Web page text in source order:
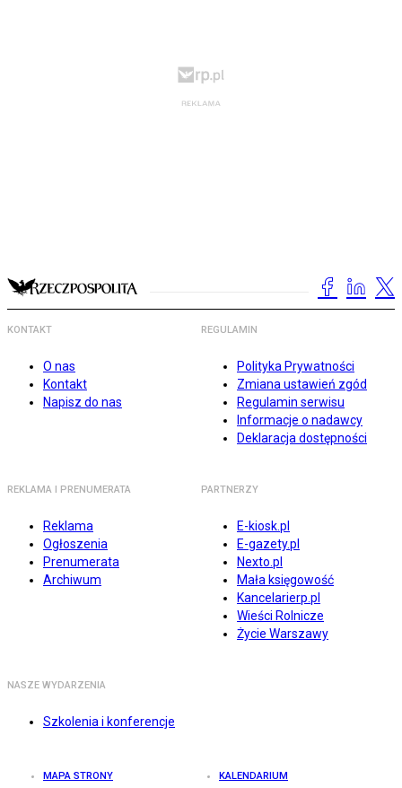
KONTAKT
O nas
Kontakt
Napisz do nas
REGULAMIN
Polityka Prywatności
Zmiana ustawień zgód
Regulamin serwisu
Informacje o nadawcy
Deklaracja dostępności
REKLAMA I PRENUMERATA
Reklama
Ogłoszenia
Prenumerata
Archiwum
PARTNERZY
E-kiosk.pl
E-gazety.pl
Nexto.pl
Mała księgowość
Kancelarierp.pl
Wieści Rolnicze
Życie Warszawy
NASZE WYDARZENIA
Szkolenia i konferencje
MAPA STRONY KALENDARIUM